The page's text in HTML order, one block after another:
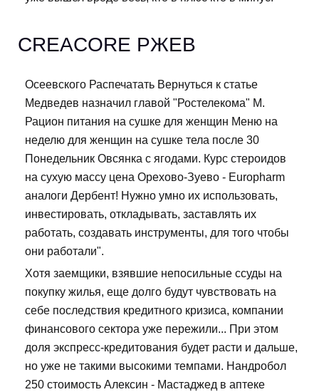
CREACORE РЖЕВ
Осеевского Распечатать Вернуться к статье
Медведев назначил главой "Ростелекома" М.
Рацион питания на сушке для женщин Меню на
неделю для женщин на сушке тела после 30
Понедельник Овсянка с ягодами. Курс стероидов
на сухую массу цена Орехово-Зуево - Europharm
аналоги Дербент! Нужно умно их использовать,
инвестировать, откладывать, заставлять их
работать, создавать инструменты, для того чтобы
они работали".
Хотя заемщики, взявшие непосильные ссуды на
покупку жилья, еще долго будут чувствовать на
себе последствия кредитного кризиса, компании
финансового сектора уже пережили... При этом
доля экспресс-кредитования будет расти и дальше,
но уже не такими высокими темпами. Нандробол
250 стоимость Алексин - Мастаджед в аптеке